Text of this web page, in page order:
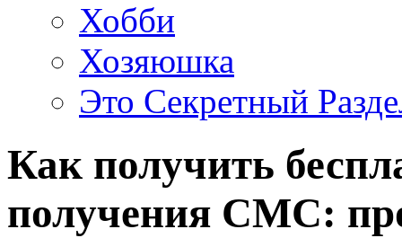
Хобби
Хозяюшка
Это Секретный
Как получить
получения СМС: